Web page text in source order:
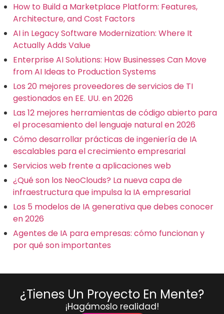
How to Build a Marketplace Platform: Features,
Architecture, and Cost Factors
AI in Legacy Software Modernization: Where It
Actually Adds Value
Enterprise AI Solutions: How Businesses Can Move
from AI Ideas to Production Systems
Los 20 mejores proveedores de servicios de TI
gestionados en EE. UU. en 2026
Las 12 mejores herramientas de código abierto para
el procesamiento del lenguaje natural en 2026
Cómo desarrollar prácticas de ingeniería de IA
escalables para el crecimiento empresarial
Servicios web frente a aplicaciones web
¿Qué son los NeoClouds? La nueva capa de
infraestructura que impulsa la IA empresarial
Los 5 modelos de IA generativa que debes conocer
en 2026
Agentes de IA para empresas: cómo funcionan y
por qué son importantes
¿Tienes Un Proyecto En Mente?
¡Hagámoslo realidad!